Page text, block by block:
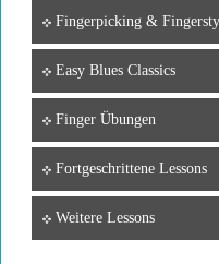
Fingerpicking &
Easy Blues Classics
Finger Übungen
Fortgeschrittene Lessons
Weitere Lessons